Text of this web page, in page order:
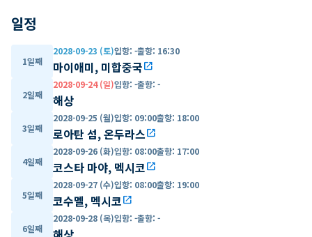
일정
1일째
2028-09-23 (토)입항: -출항: 16:30
마이애미, 미합중국open_in_new
2일째
2028-09-24 (일)입항: -출항: -
해상
3일째
2028-09-25 (월)입항: 09:00출항: 18:00
로아탄 섬, 온두라스open_in_new
4일째
2028-09-26 (화)입항: 08:00출항: 17:00
코스타 마야, 멕시코open_in_new
5일째
2028-09-27 (수)입항: 08:00출항: 19:00
코수멜, 멕시코open_in_new
6일째
2028-09-28 (목)입항: -출항: -